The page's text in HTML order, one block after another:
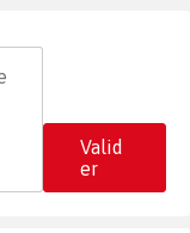
Valid
er